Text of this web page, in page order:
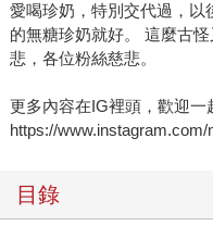
愛喝珍奶，特別交代過，以
的無糖珍奶就好。 這麼古
悲，各位粉絲慈悲。
更多內容在IG裡頭，歡迎一
https://www.instagram.com/
目錄